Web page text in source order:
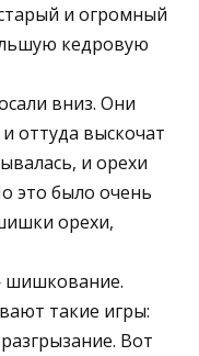
и огромный
кедровую
вниз. Они
оттуда выскочат
и орехи
это было очень
орехи,
шишкование.
такие игры:
Вот